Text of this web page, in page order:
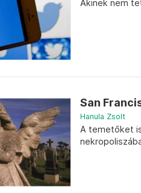
Akinek nem
San
Hanula Zsolt
A temetőket